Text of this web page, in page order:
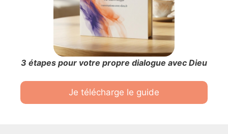
3 étapes pour votre propre dialogue avec Dieu
Je télécharge le guide